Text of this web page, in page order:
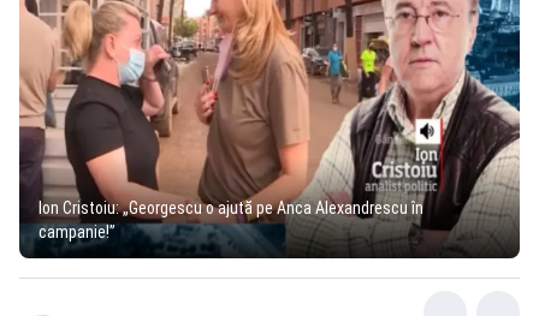
Ion Cristoiu: „Georgescu o ajută pe Anca Alexandrescu în
campanie!”